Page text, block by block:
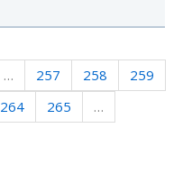
… 257 258
259
264 265
…